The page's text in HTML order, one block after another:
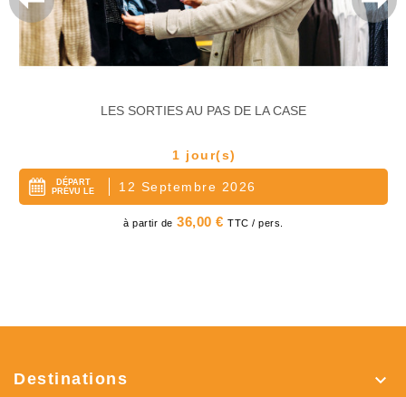
LES SORTIES AU PAS DE LA CASE
1 jour(s)
DÉPART
PRÉVU LE
12 Septembre 2026
Prix
à partir de 36,00 € TTC / pers.
Destinations 